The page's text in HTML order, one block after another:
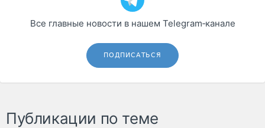
Все главные новости в нашем Telegram‑канале
ПОДПИСАТЬСЯ
Публикации по теме